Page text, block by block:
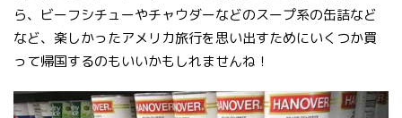
ら、ビーフシチューやチャウダーなどのスープ系の缶詰など
など、楽しかったアメリカ旅行を思い出すためにいくつか買
って帰国するのもいいかもしれませんね！